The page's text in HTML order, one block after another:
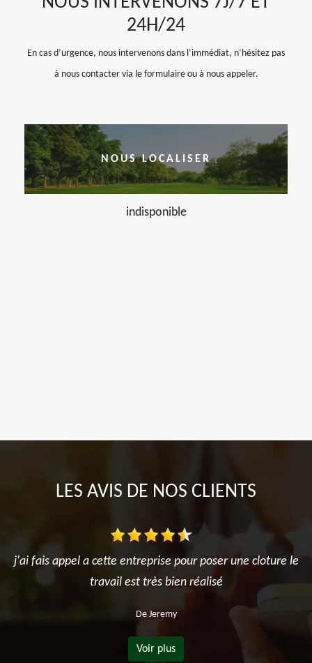
24H/24
En cas d’urgence, nous intervenons dans l’immédiat, n’hésitez pas
à nous contacter via le formulaire ou à nous appeler.
NOUS LOCALISER
indisponible
LES AVIS DE NOS CLIENTS
j'ai fais appel a cette entreprise pour poser une cloture le
travail est très bien réalisé
De Jeremy
Voir plus